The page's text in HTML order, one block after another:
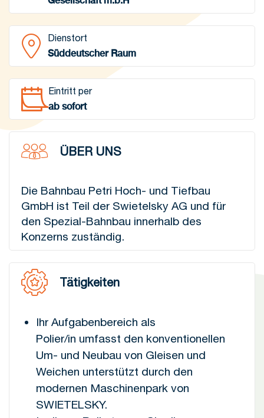
Dienstort
Süddeutscher Raum
Eintritt per
ab sofort
ÜBER UNS
Die Bahnbau Petri Hoch- und Tiefbau
GmbH ist Teil der Swietelsky AG und für
den Spezial-Bahnbau innerhalb des
Konzerns zuständig.
Tätigkeiten
Ihr Aufgabenbereich als
Polier/in umfasst den konventionellen
Um- und Neubau von Gleisen und
Weichen unterstützt durch den
modernen Maschinenpark von
SWIETELSKY.